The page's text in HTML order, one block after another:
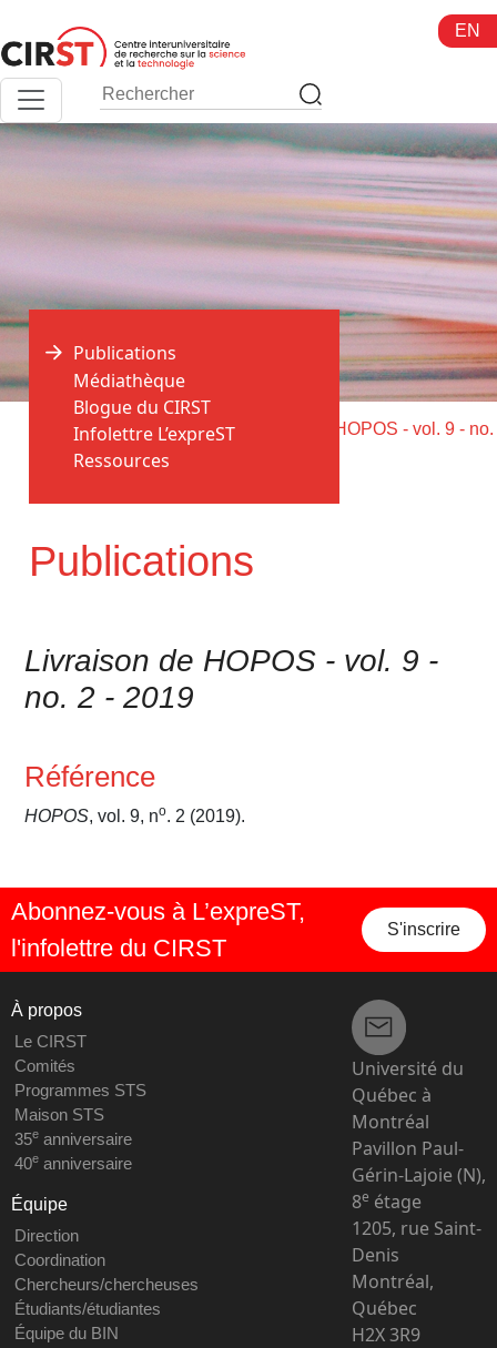
au
contenu
EN
Accueil > Publications >
Publications
Publications
Médiathèque
Blogue du CIRST
Infolettre L’expreST
Ressources
Livraison de HOPOS - vol. 9 -
no. 2 - 2019
Référence
HOPOS, vol. 9, no. 2 (2019).
Abonnez-vous à L’expreST,
l'infolettre du CIRST
S'inscrire
À propos
Le CIRST
Comités
Programmes STS
Maison STS
35eanniversaire
40eanniversaire
Équipe
Direction
Coordination
Chercheurs/chercheuses
Étudiants/étudiantes
Équipe du BIN
Université du
Québec à
Montréal
Pavillon Paul-
Gérin-Lajoie (N),
8e étage
1205, rue Saint-
Denis
Montréal,
Québec
H2X 3R9